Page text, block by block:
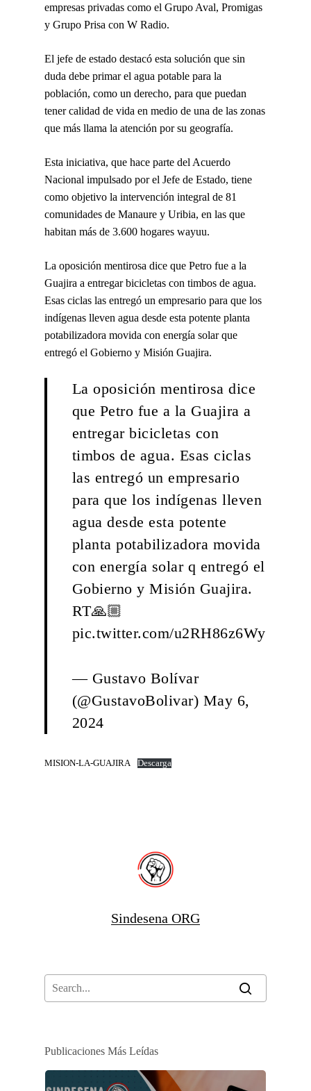
empresas privadas como el Grupo Aval, Promigas
y Grupo Prisa con W Radio.
El jefe de estado destacó esta solución que sin
duda debe primar el agua potable para la
población, como un derecho, para que puedan
tener calidad de vida en medio de una de las zonas
que más llama la atención por su geografía.
Esta iniciativa, que hace parte del Acuerdo
Nacional impulsado por el Jefe de Estado, tiene
como objetivo la intervención integral de 81
comunidades de Manaure y Uribia, en las que
habitan más de 3.600 hogares wayuu.
La oposición mentirosa dice que Petro fue a la
Guajira a entregar bicicletas con timbos de agua.
Esas ciclas las entregó un empresario para que los
indígenas lleven agua desde esta potente planta
potabilizadora movida con energía solar que
entregó el Gobierno y Misión Guajira.
La oposición mentirosa dice
que Petro fue a la Guajira a
entregar bicicletas con
timbos de agua. Esas ciclas
las entregó un empresario
para que los indígenas lleven
agua desde esta potente
planta potabilizadora movida
con energía solar q entregó el
Gobierno y Misión Guajira.
RT🙏🏼
pic.twitter.com/u2RH86z6Wy
— Gustavo Bolívar
(@GustavoBolivar) May 6,
2024
MISION-LA-GUAJIRA Descarga
Sindesena ORG
Publicaciones Más Leídas